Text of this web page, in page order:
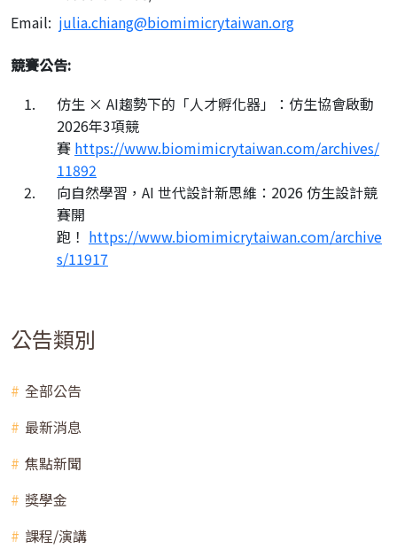
Email: julia.chiang@biomimicrytaiwan.org
競賽公告:
仿生 × AI趨勢下的「人才孵化器」：仿生協會啟動
2026年3項競
賽 https://www.biomimicrytaiwan.com/archives/
11892
向自然學習，AI 世代設計新思維：2026 仿生設計競
賽開
跑！ https://www.biomimicrytaiwan.com/archive
s/11917
公告類別
全部公告
最新消息
焦點新聞
獎學金
課程/演講